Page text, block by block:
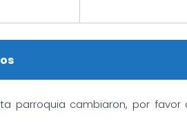
parroquia cambiaron, por